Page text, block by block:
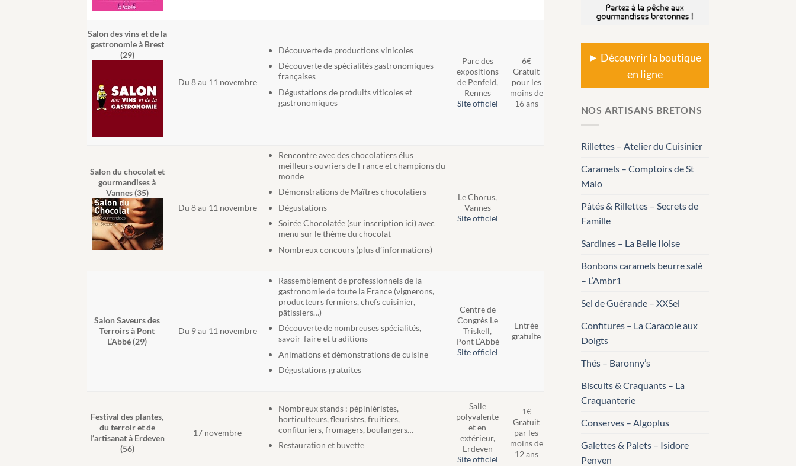
Salon des vins et de la
gastronomie à Brest
(29)
Du 8 au 11 novembre
Découverte de productions vinicoles
Découverte de spécialités gastronomiques
françaises
Dégustations de produits viticoles et
gastronomiques
Parc des
expositions
de Penfeld,
Rennes
Site officiel
6€
Gratuit
pour les
moins de
16 ans
Salon du chocolat et
gourmandises à
Vannes (35)
Du 8 au 11 novembre
Rencontre avec des chocolatiers élus
meilleurs ouvriers de France et champions du
monde
Démonstrations de Maîtres chocolatiers
Dégustations
Soirée Chocolatée (sur inscription ici) avec
menu sur le thème du chocolat
Nombreux concours (plus d’informations)
Le Chorus,
Vannes
Site officiel
Salon Saveurs des
Terroirs à Pont
L’Abbé (29)
Du 9 au 11 novembre
Rassemblement de professionnels de la
gastronomie de toute la France (vignerons,
producteurs fermiers, chefs cuisinier,
pâtissiers…)
Découverte de nombreuses spécialités,
savoir-faire et traditions
Animations et démonstrations de cuisine
Dégustations gratuites
Centre de
Congrès Le
Triskell,
Pont L’Abbé
Site officiel
Entrée
gratuite
Festival des plantes,
du terroir et de
l’artisanat à Erdeven
(56)
17 novembre
Nombreux stands : pépiniéristes,
horticulteurs, fleuristes, fruitiers,
confituriers, fromagers, boulangers…
Restauration et buvette
Salle
polyvalente
et en
extérieur,
Erdeven
Site officiel
1€
Gratuit
par les
moins de
12 ans
► Découvrir la boutique
en ligne
NOS ARTISANS BRETONS
Rillettes – Atelier du Cuisinier
Caramels – Comptoirs de St
Malo
Pâtés & Rillettes – Secrets de
Famille
Sardines – La Belle Iloise
Bonbons caramels beurre salé
– L’Ambr1
Sel de Guérande – XXSel
Confitures – La Caracole aux
Doigts
Thés – Baronny’s
Biscuits & Craquants – La
Craquanterie
Conserves – Algoplus
Galettes & Palets – Isidore
Penven